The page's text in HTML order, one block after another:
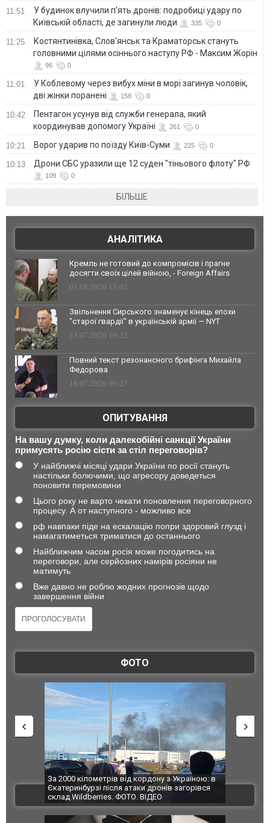
11:51
У будинок влучили п'ять дронів: подробиці удару по
Київській області, де загинули люди
335 0
11:25
Костянтинівка, Слов'янськ та Краматорськ стануть
головними цілями осіннього наступу РФ - Максим Жорін
96 0
11:01
У Коблевому через вибух міни в морі загинув чоловік,
дві жінки поранені
158 0
10:42
Пентагон усунув від служби генерала, який
координував допомогу Україні
261 0
10:21 Ворог ударив по поїзду Київ-Суми 225 0
10:13 Дрони СБС уразили ще 12 суден "тіньового флоту" РФ
109 0
БІЛЬШЕ
АНАЛІТИКА
Кремль не готовий до компромісів і прагне
досягти своїх цілей війною, - Foreign Affairs
03.08.2026 13:02
Звільнення Сирського знаменує кінець епохи
"старої гвардії" в українській армії — NYT
23.07.2026 10:32
Повний текст резонансного брифінга Михайла
Федорова
18.07.2026 09:27
ОПИТУВАННЯ
На вашу думку, коли далекобійні санкції України
примусять росію сісти за стіл переговорів?
У найближчі місяці удари України по росії стануть
настільки болючими, що агресору доведеться
поновити перемовини
Цього року не варто чекати поновлення переговорного
процесу. А от наступного - можливо все
рф навпаки піде на ескалацію попри здоровий глузд і
намагатиметься триматися до останнього
Найближчим часом росія може погодитись на
переговори, але серйозних намірів росіяни не
матимуть
Вже давно не роблю жодних прогнозів щодо
завершення війни
ФОТО
За 2000 кілометрів від кордону з Україною: в
Єкатеринбурзі після атаки дронів загорівся
склад Wildberries. ФОТО. ВІДЕО
"Мої
ВІДЕО